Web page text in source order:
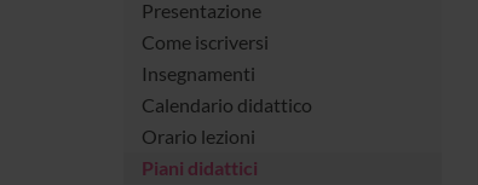
Presentazione
Come iscriversi
Insegnamenti
Calendario didattico
Orario lezioni
Piani didattici